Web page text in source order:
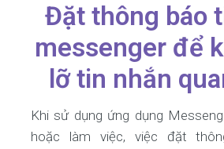
Đặt thông báo
messenger để
lỡ tin nhắn
Khi sử dụng ứng dụng
hoặc làm việc, việc đặt